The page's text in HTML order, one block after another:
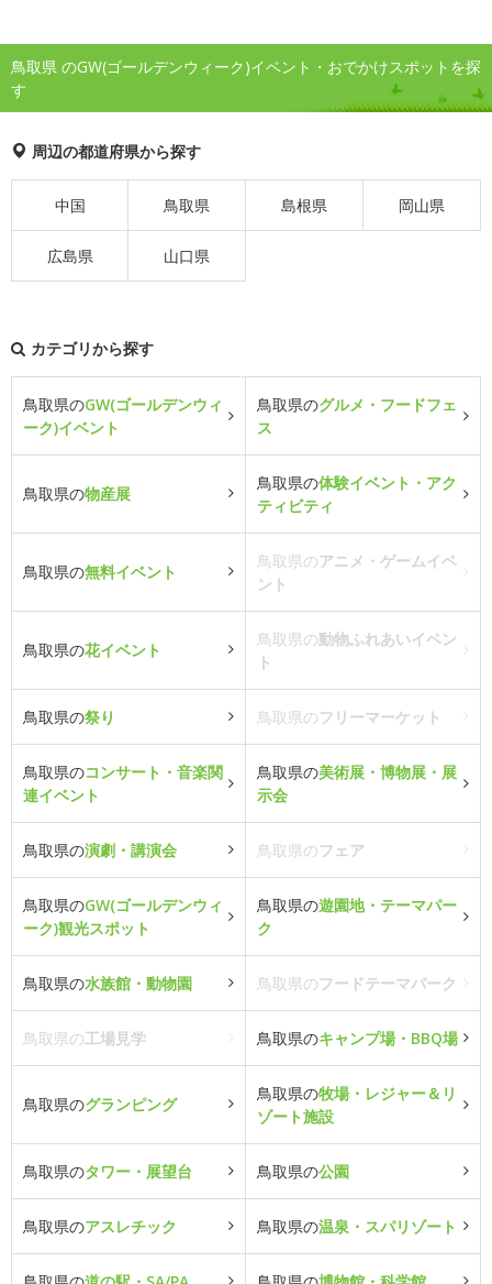
鳥取県 のGW(ゴールデンウィーク)イベント・おでかけスポットを探
す
周辺の都道府県から探す
中国 鳥取県 島根県 岡山県
広島県 山口県
カテゴリから探す
鳥取県のGW(ゴールデンウィ
ーク)イベント
鳥取県のグルメ・フードフェ
ス
鳥取県の物産展
鳥取県の体験イベント・アク
ティビティ
鳥取県の無料イベント
鳥取県のアニメ・ゲームイベ
ント
鳥取県の花イベント
鳥取県の動物ふれあいイベン
ト
鳥取県の祭り 鳥取県のフリーマーケット
鳥取県のコンサート・音楽関
連イベント
鳥取県の美術展・博物展・展
示会
鳥取県の演劇・講演会 鳥取県のフェア
鳥取県のGW(ゴールデンウィ
ーク)観光スポット
鳥取県の遊園地・テーマパー
ク
鳥取県の水族館・動物園 鳥取県のフードテーマパーク
鳥取県の工場見学 鳥取県のキャンプ場・BBQ場
鳥取県のグランピング
鳥取県の牧場・レジャー＆リ
ゾート施設
鳥取県のタワー・展望台 鳥取県の公園
鳥取県のアスレチック 鳥取県の温泉・スパリゾート